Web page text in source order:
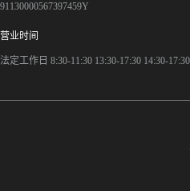
91130000567397459Y
营业时间
法定工作日 8:30-11:30 13:30-17:30 14:30-